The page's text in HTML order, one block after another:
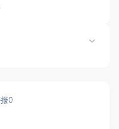
章节测评、工程师工具箱与
0